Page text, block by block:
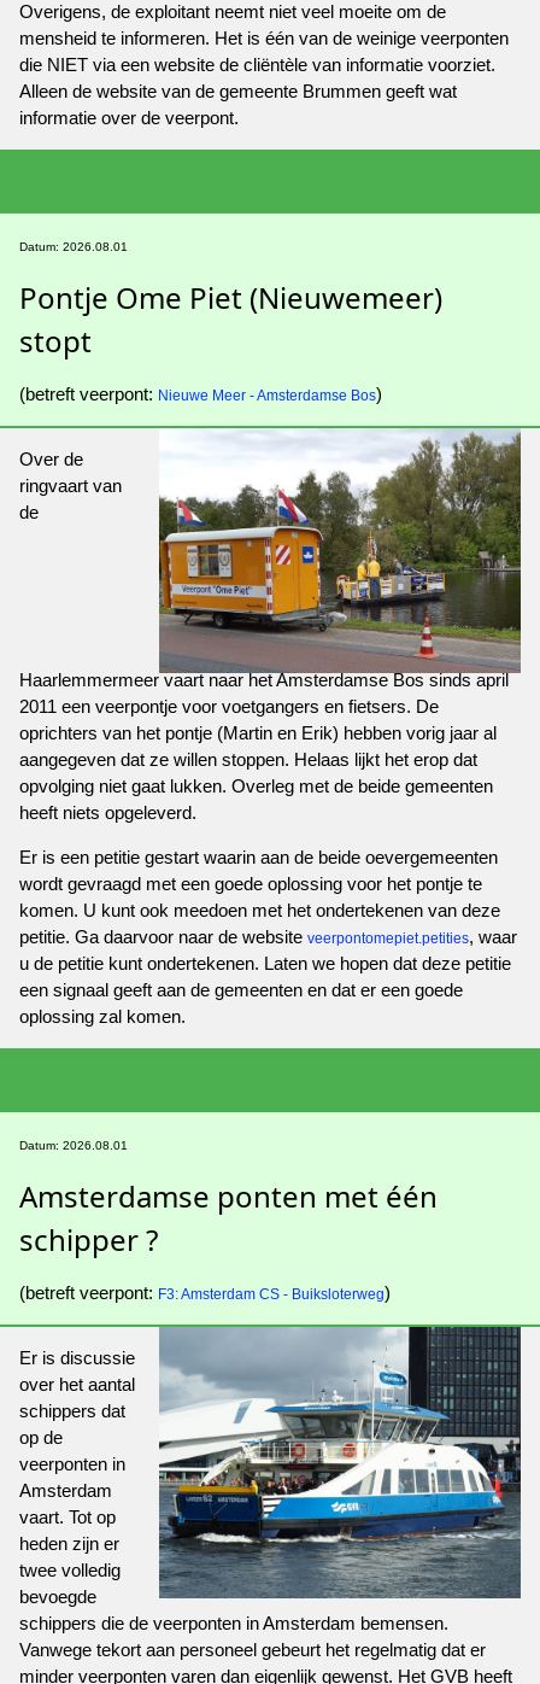
Overigens, de exploitant neemt niet veel moeite om de
mensheid te informeren. Het is één van de weinige veerponten
die NIET via een website de cliëntèle van informatie voorziet.
Alleen de website van de gemeente Brummen geeft wat
informatie over de veerpont.
Datum: 2026.08.01
Pontje Ome Piet (Nieuwemeer)
stopt
(betreft veerpont: Nieuwe Meer - Amsterdamse Bos)
Over de
ringvaart van
de
Haarlemmermeer vaart naar het Amsterdamse Bos sinds april
2011 een veerpontje voor voetgangers en fietsers. De
oprichters van het pontje (Martin en Erik) hebben vorig jaar al
aangegeven dat ze willen stoppen. Helaas lijkt het erop dat
opvolging niet gaat lukken. Overleg met de beide gemeenten
heeft niets opgeleverd.
Er is een petitie gestart waarin aan de beide oevergemeenten
wordt gevraagd met een goede oplossing voor het pontje te
komen. U kunt ook meedoen met het ondertekenen van deze
petitie. Ga daarvoor naar de website veerpontomepiet.petities, waar
u de petitie kunt ondertekenen. Laten we hopen dat deze petitie
een signaal geeft aan de gemeenten en dat er een goede
oplossing zal komen.
Datum: 2026.08.01
Amsterdamse ponten met één
schipper ?
(betreft veerpont: F3: Amsterdam CS - Buiksloterweg)
Er is discussie
over het aantal
schippers dat
op de
veerponten in
Amsterdam
vaart. Tot op
heden zijn er
twee volledig
bevoegde
schippers die de veerponten in Amsterdam bemensen.
Vanwege tekort aan personeel gebeurt het regelmatig dat er
minder veerponten varen dan eigenlijk gewenst. Het GVB heeft